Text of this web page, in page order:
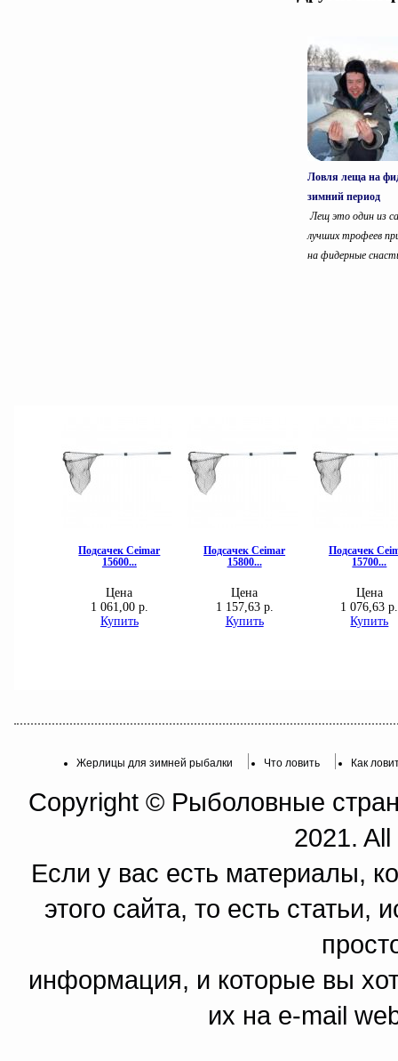
Ловля леща на
зимний период
Лещ это один из
лучших трофеев
на фидерные
Жерлицы для зимней рыбалки Что ловить Как
Copyright © Рыболовные
2021.
Если у вас есть материалы,
этого сайта, то есть
информация, и которые вы
их на e-mail